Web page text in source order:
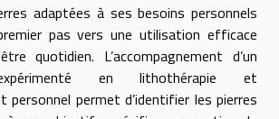
adaptées à ses besoins personnels
pas vers une utilisation efficace
quotidien. L’accompagnement d’un
en lithothérapie et
personnel permet d’identifier les pierres